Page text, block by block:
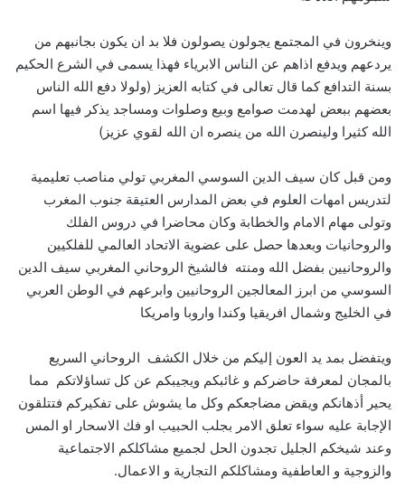
وينخرون في المجتمع يجولون يصولون فلا بد ان يكون بجانبهم من
يردعهم ويدفع اذاهم عن الناس الابرياء فهذا يسمى في الشرع الحكيم
بسنة التدافع كما قال تعالى في كتابه العزيز (ولولا دفع الله الناس
بعضهم ببعض لهدمت صوامع وبيع وصلوات ومساجد يذكر فيها اسم
الله كثيرا ولينصرن الله من ينصره ان الله لقوي عزيز)
ومن قبل كان سيف الدين السوسي المغربي تولي مناصب تعليمية
لتدريس امهات العلوم في بعض المدارس العتيقة جنوب المغرب
وتولى مهام الامام والخطابة وكان محاضرا في دروس الفلك
والروحانيات وبعدها حصل على عضوية الاتحاد العالمي للفلكيين
والروحانيين بفضل الله ومنته فالشيخ الروحاني المغربي سيف الدين
السوسي من ابرز المعالجين الروحانيين وابرعهم في الوطن العربي
في الخليج وشمال افريقيا وكندا واروبا وامريكا
ويتفضل بمد يد العون إليكم من خلال الكشف الروحاني السريع
بالمجان لمعرفة حاضركم و غائبكم ويجيبكم عن كل تساؤلاتكم مما
يحير أذهانكم ويقض مضاجعكم وكل ما يشوش على تفكيركم فتتلقون
الإجابة عليه سواء تعلق الامر بجلب الحبيب او فك الاسحار او المس
وعند شيخكم الجليل تجدون الحل لجميع مشاكلكم الاجتماعية
والزوجية و العاطفية ومشاكلكم التجارية و الاعمال.